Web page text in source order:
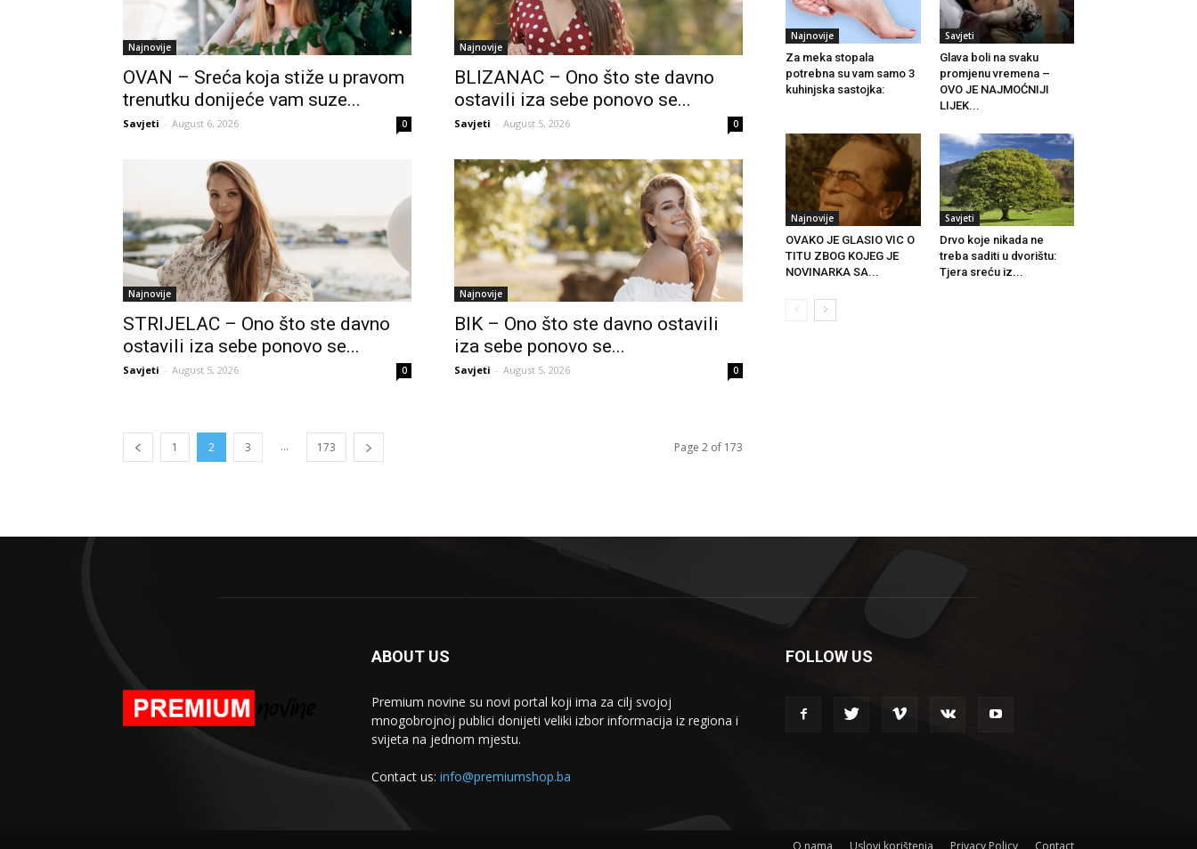
Najnovije
OVAN – Sreća koja stiže u pravom
trenutku donijeće vam suze...
Savjeti - August 6, 2026 0
Najnovije
BLIZANAC – Ono što ste davno
ostavili iza sebe ponovo se...
Savjeti - August 5, 2026 0
Najnovije
STRIJELAC – Ono što ste davno
ostavili iza sebe ponovo se...
Savjeti - August 5, 2026 0
Najnovije
BIK – Ono što ste davno ostavili
iza sebe ponovo se...
Savjeti - August 5, 2026 0
1 2 3 ... 173 Page 2 of 173
Najnovije
Za meka stopala
potrebna su vam samo 3
kuhinjska sastojka:
Savjeti
Glava boli na svaku
promjenu vremena –
OVO JE NAJMOĆNIJI
LIJEK...
Najnovije
OVAKO JE GLASIO VIC O
TITU ZBOG KOJEG JE
NOVINARKA SA...
Savjeti
Drvo koje nikada ne
treba saditi u dvorištu:
Tjera sreću iz...
ABOUT US
Premium novine su novi portal koji ima za cilj svojoj
mnogobrojnoj publici donijeti veliki izbor informacija iz regiona i
svijeta na jednom mjestu.
Contact us: info@premiumshop.ba
FOLLOW US
O nama Uslovi korištenja Privacy Policy Contact